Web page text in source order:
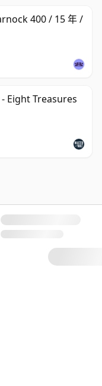
400 / 15 年 /
Eight Treasures